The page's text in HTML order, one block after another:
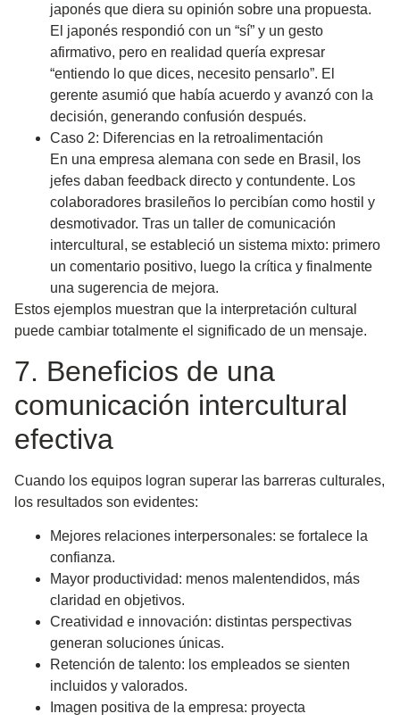
japonés que diera su opinión sobre una propuesta.
El japonés respondió con un “sí” y un gesto
afirmativo, pero en realidad quería expresar
“entiendo lo que dices, necesito pensarlo”. El
gerente asumió que había acuerdo y avanzó con la
decisión, generando confusión después.
Caso 2: Diferencias en la retroalimentación
En una empresa alemana con sede en Brasil, los
jefes daban feedback directo y contundente. Los
colaboradores brasileños lo percibían como hostil y
desmotivador. Tras un taller de comunicación
intercultural, se estableció un sistema mixto: primero
un comentario positivo, luego la crítica y finalmente
una sugerencia de mejora.
Estos ejemplos muestran que la interpretación cultural
puede cambiar totalmente el significado de un mensaje.
7. Beneficios de una
comunicación intercultural
efectiva
Cuando los equipos logran superar las barreras culturales,
los resultados son evidentes:
Mejores relaciones interpersonales: se fortalece la
confianza.
Mayor productividad: menos malentendidos, más
claridad en objetivos.
Creatividad e innovación: distintas perspectivas
generan soluciones únicas.
Retención de talento: los empleados se sienten
incluidos y valorados.
Imagen positiva de la empresa: proyecta